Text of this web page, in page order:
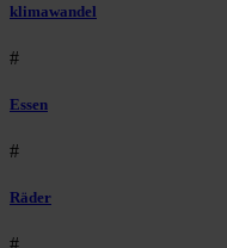
klimawandel
#
Essen
#
Räder